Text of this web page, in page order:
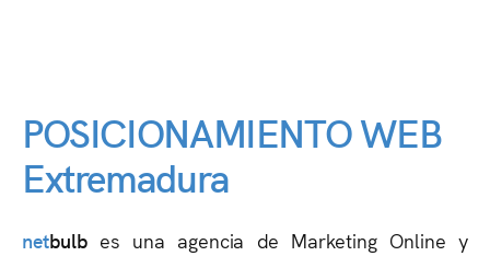
POSICIONAMIENTO WEB
Extremadura
netbulbes una agencia de Marketing Online y